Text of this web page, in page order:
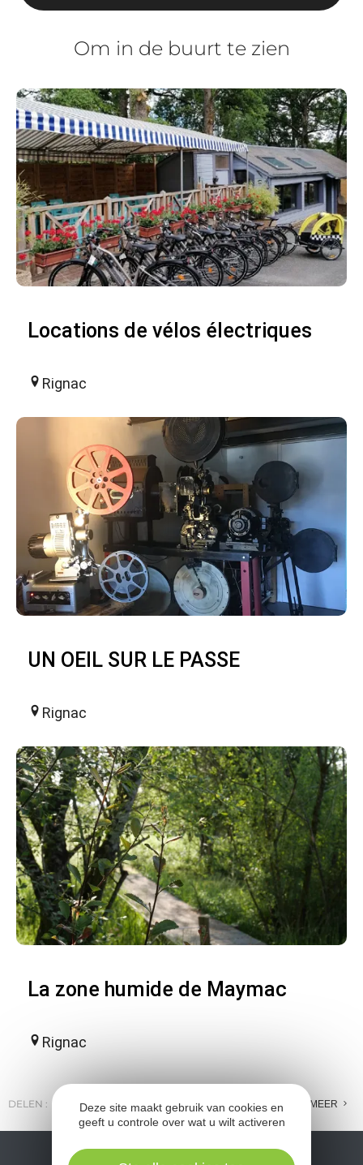
Om in de buurt te zien
Locations de vélos électriques
Rignac
UN OEIL SUR LE PASSE
Rignac
La zone humide de Maymac
Rignac
DELEN : E-MAIL MESSENGER FACEBOOK MEER
Deze site maakt gebruik van cookies en
geeft u controle over wat u wilt activeren